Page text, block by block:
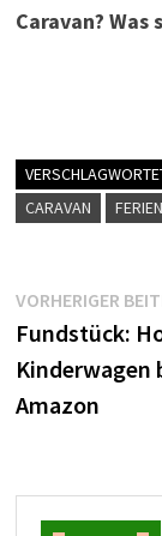
Caravan? Was
CARAVAN
FERIEN
VORHERIGER
Fundstück:
Kinderwagen
Amazon